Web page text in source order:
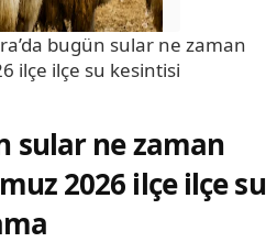
bugün sular ne zaman
ilçe ilçe su kesintisi
sular ne zaman
2026 ilçe ilçe su